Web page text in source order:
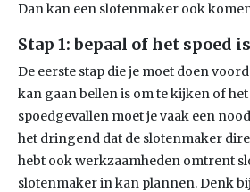
Dan kan een slotenmaker ook
Stap 1: bepaal of het spoed is
De eerste stap die je moet doen
kan gaan bellen is om te kijken of het
spoedgevallen moet je vaak een
het dringend dat de slotenmaker
hebt ook werkzaamheden omtrent
slotenmaker in kan plannen. Denk